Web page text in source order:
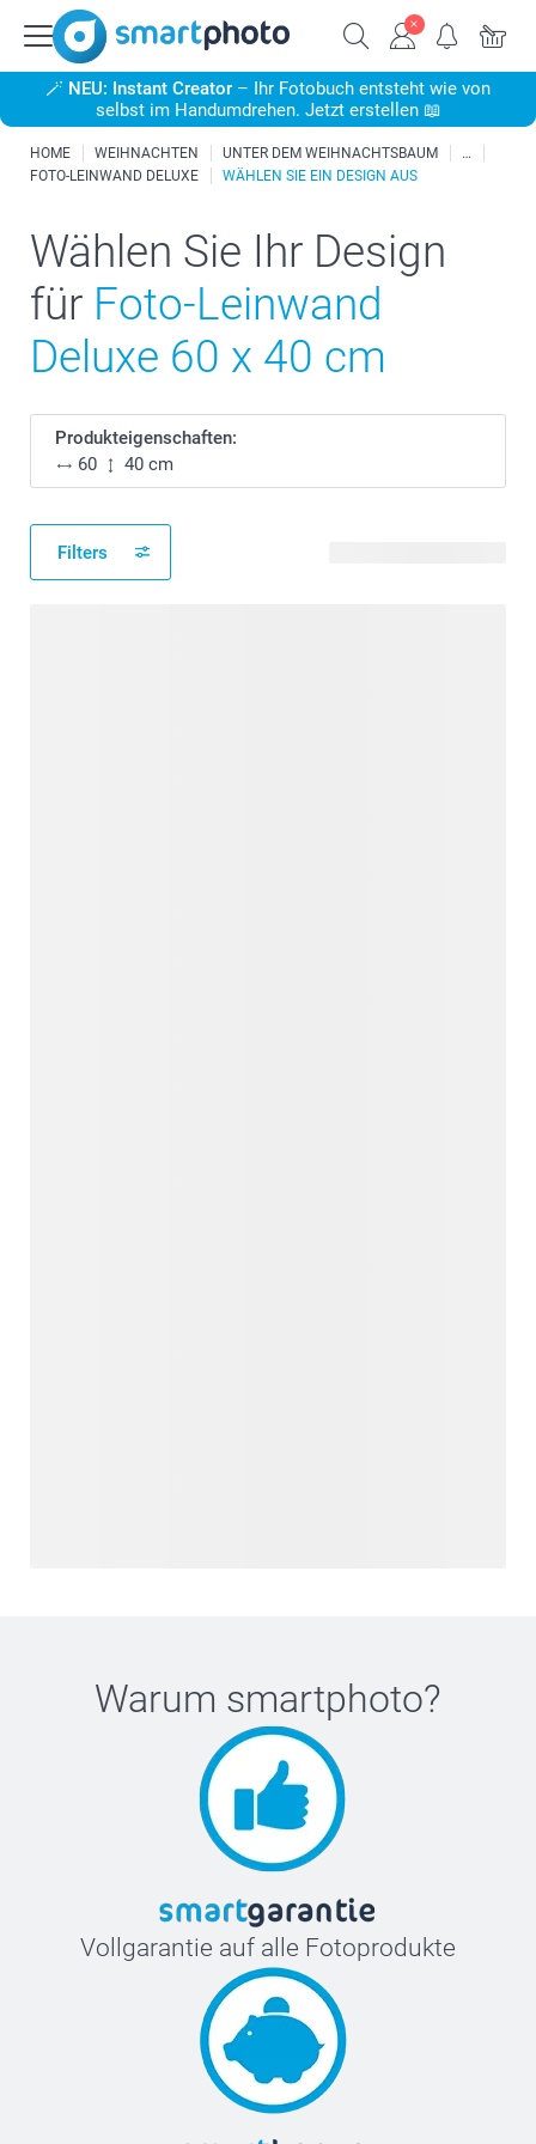
🪄 NEU: Instant Creator – Ihr Fotobuch entsteht wie von
selbst im Handumdrehen. Jetzt erstellen 📖
HOME WEIHNACHTEN
UNTER DEM WEIHNACHTSBAUM
FOTO-LEINWAND DELUXE
WÄHLEN SIE EIN DESIGN AUS
Wählen Sie Ihr Design
für Foto-Leinwand
Deluxe 60 x 40 cm
Produkteigenschaften:
60
40 cm
Filters
Warum smartphoto?
Vollgarantie auf alle Fotoprodukte